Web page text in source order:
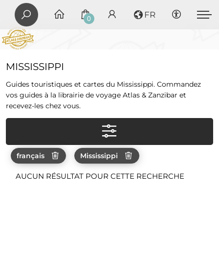
0 FR
MISSISSIPPI
Guides touristiques et cartes du Mississippi. Commandez
vos guides à la librairie de voyage Atlas & Zanzibar et
recevez-les chez vous.
français Mississippi
AUCUN RÉSULTAT POUR CETTE RECHERCHE